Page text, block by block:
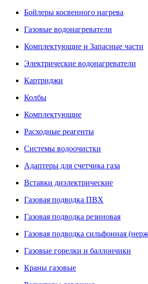
Бойлеры косвенного нагрева
Газовые водонагреватели
Комплектующие и Запасные части
Электрические водонагреватели
Картриджи
Колбы
Комплектующие
Расходные реагенты
Системы водоочистки
Адаптеры для счетчика газа
Вставки диэлектрические
Газовая подводка ПВХ
Газовая подводка резиновая
Газовая подводка сильфонная
Газовые горелки и баллончики
Краны газовые